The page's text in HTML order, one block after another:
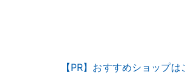
【PR】おすすめショップは